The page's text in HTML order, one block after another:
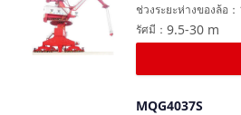
ช่วงระยะห่างของล้อ ：
9.5-30 m
รัศมี ：
MQG4037S